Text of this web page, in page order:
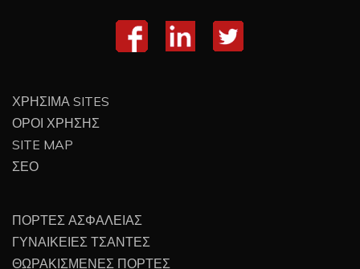
ΧΡΗΣΙΜΑ SITES
ΟΡΟΙ ΧΡΗΣΗΣ
SITE MAP
ΣΕΟ
ΠΟΡΤΕΣ ΑΣΦΑΛΕΙΑΣ
ΓΥΝΑΙΚΕΙΕΣ ΤΣΑΝΤΕΣ
ΘΩΡΑΚΙΣΜΕΝΕΣ ΠΟΡΤΕΣ